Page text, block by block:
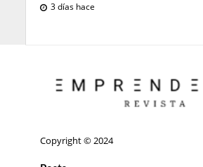
3 días hace
Copyright © 2024